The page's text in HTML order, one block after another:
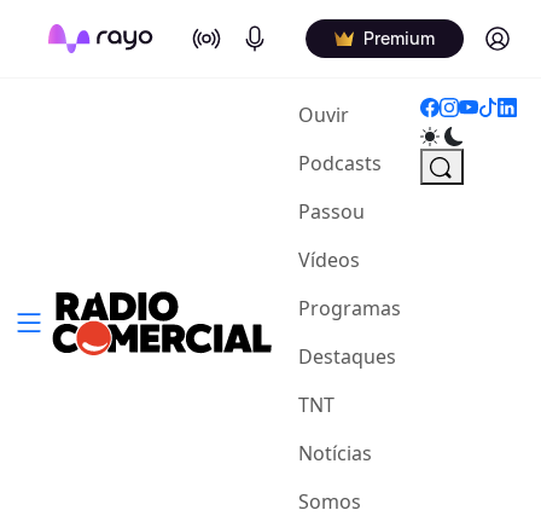
On Air Podcasts Premium Log in
Ouvir(current)
Podcasts
Passou
Vídeos
Programas
Destaques
TNT
Notícias
Somos